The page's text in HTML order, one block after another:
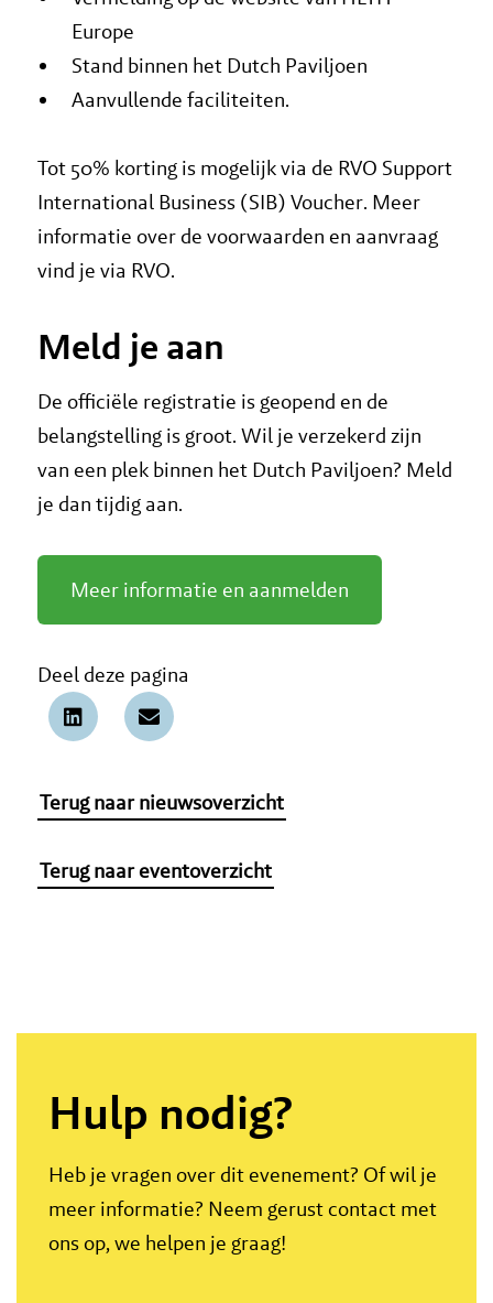
Europe
Stand binnen het Dutch Paviljoen
Aanvullende faciliteiten.
Tot 50% korting is mogelijk via de RVO Support
International Business (SIB) Voucher. Meer
informatie over de voorwaarden en aanvraag
vind je via RVO.
Meld je aan
De officiële registratie is geopend en de
belangstelling is groot. Wil je verzekerd zijn
van een plek binnen het Dutch Paviljoen? Meld
je dan tijdig aan.
Meer informatie en aanmelden
Deel deze pagina
Terug naar nieuwsoverzicht
Terug naar eventoverzicht
Hulp nodig?
Heb je vragen over dit evenement? Of wil je
meer informatie? Neem gerust contact met
ons op, we helpen je graag!